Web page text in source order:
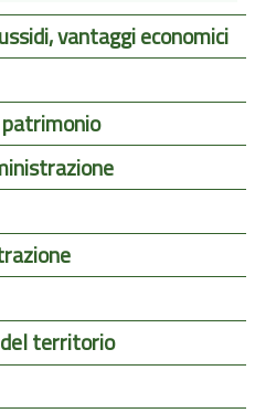
vantaggi economici
territorio